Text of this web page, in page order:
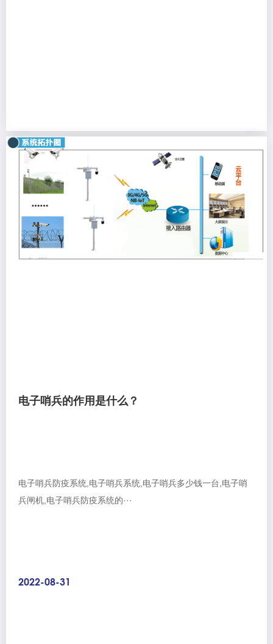
电子哨兵的作用是什么？
电子哨兵防疫系统,电子哨兵系统,电子哨兵多少钱一台,电子哨
兵闸机,电子哨兵防疫系统的···
2022-08-31